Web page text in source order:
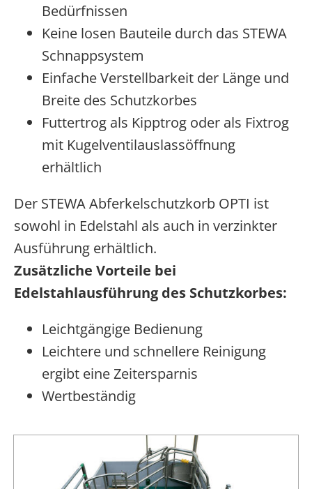
Bedürfnissen
Keine losen Bauteile durch das STEWA
Schnappsystem
Einfache Verstellbarkeit der Länge und
Breite des Schutzkorbes
Futtertrog als Kipptrog oder als Fixtrog
mit Kugelventilauslassöffnung
erhältlich
Der STEWA Abferkelschutzkorb OPTI ist
sowohl in Edelstahl als auch in verzinkter
Ausführung erhältlich.
Zusätzliche Vorteile bei
Edelstahlausführung des Schutzkorbes:
Leichtgängige Bedienung
Leichtere und schnellere Reinigung
ergibt eine Zeitersparnis
Wertbeständig